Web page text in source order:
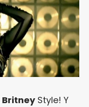
BritneyStyle! Y